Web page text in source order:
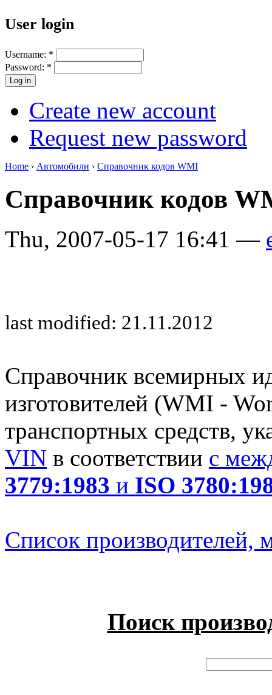
User login
Username: *
Password: *
Create new account
Request new password
Home › Автомобили › Справочник кодов WMI
Справочник кодов
Thu, 2007-05-17 16:41 —
last modified: 21.11.2012
Справочник всемирных
изготовителей (WMI -
транспортных средств,
VIN в соответствии с
3779:1983 и ISO
Список производителей,
Поиск